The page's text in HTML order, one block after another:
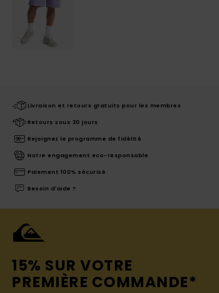
Livraison et retours gratuits pour les membres
Retours sous 30 jours
Rejoignez le programme de fidélité
Notre engagement eco-responsable
Paiement 100% sécurisé
Besoin d'aide ?
15% SUR VOTRE
PREMIÈRE COMMANDE*